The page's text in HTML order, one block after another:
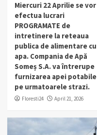
Miercuri 22 Aprilie se vor
efectua lucrari
PROGRAMATE de
intretinere la reteaua
publica de alimentare cu
apa. Compania de Apă
Someș S.A. va întrerupe
furnizarea apei potabile
pe urmatoarele strazi.
Floresti24 April 21, 2026